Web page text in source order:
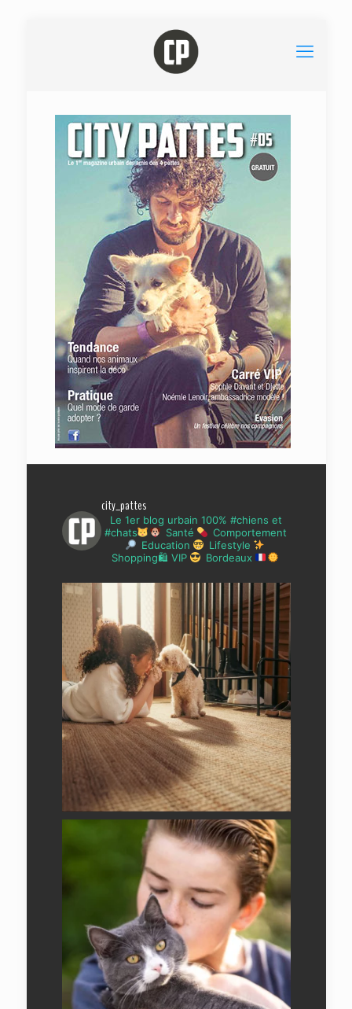
city_pattes
Le 1er blog urbain 100% #chiens et
#chats
Santé
Comportement
Education
Lifestyle
Shopping🛍 VIP
Bordeaux